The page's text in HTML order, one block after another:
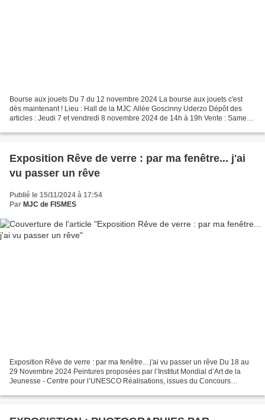
Bourse aux jouets Du 7 du 12 novembre 2024 La bourse aux jouets c'est
dès maintenant ! Lieu : Hall de la MJC Allée Goscinny Uderzo Dépôt des
articles : Jeudi 7 et vendredi 8 novembre 2024 de 14h à 19h Vente : Samedi
Exposition Rêve de verre : par ma fenêtre... j'ai
vu passer un rêve
Publié le 15/11/2024 à 17:54
Par MJC de FISMES
Exposition Rêve de verre : par ma fenêtre... j'ai vu passer un rêve Du 18 au
29 Novembre 2024 Peintures proposées par l’Institut Mondial d’Art de la
Jeunesse - Centre pour l’UNESCO Réalisations, issues du Concours